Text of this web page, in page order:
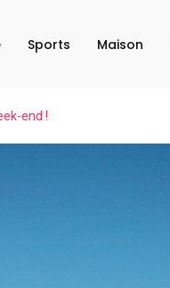
Sports Maison
end !